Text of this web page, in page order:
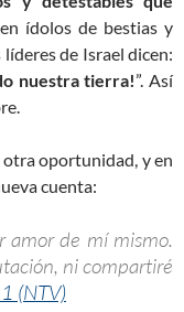
ídolos de bestias y
líderes de Israel dicen:
nuestra tierra!”. Así
otra oportunidad, y en
cuenta:
amor de mí mismo.
ni compartiré
(NTV)